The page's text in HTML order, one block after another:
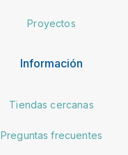
Proyectos
Información
Tiendas cercanas
Preguntas frecuentes